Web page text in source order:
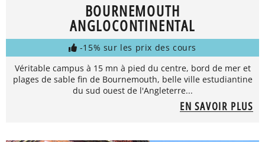
BOURNEMOUTH
ANGLOCONTINENTAL
-15% sur les prix des cours
Véritable campus à 15 mn à pied du centre, bord de mer et
plages de sable fin de Bournemouth, belle ville estudiantine
du sud ouest de l'Angleterre...
EN SAVOIR PLUS